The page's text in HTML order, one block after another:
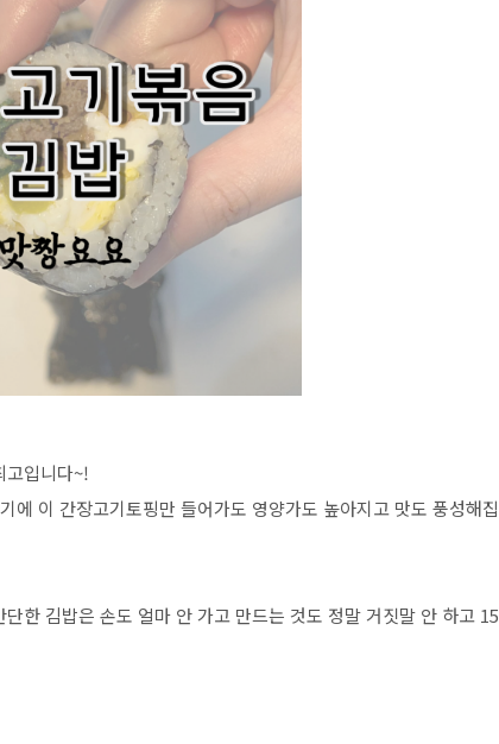
고입니다~!
에 이 간장고기토핑만 들어가도 영양가도 높아지고 맛도 풍성해집
단한 김밥은 손도 얼마 안 가고 만드는 것도 정말 거짓말 안 하고 15